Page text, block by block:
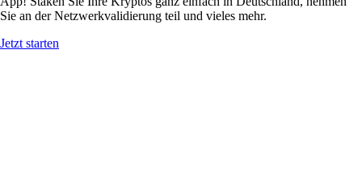
Sie an der Netzwerkvalidierung teil und vieles mehr.
Jetzt starten